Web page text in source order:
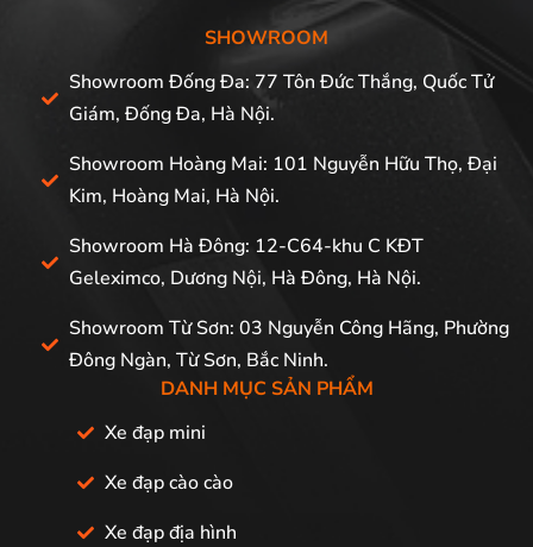
SHOWROOM
Showroom Đống Đa: 77 Tôn Đức Thắng, Quốc Tử
Giám, Đống Đa, Hà Nội.
Showroom Hoàng Mai: 101 Nguyễn Hữu Thọ, Đại
Kim, Hoàng Mai, Hà Nội.
Showroom Hà Đông: 12-C64-khu C KĐT
Geleximco, Dương Nội, Hà Đông, Hà Nội.
Showroom Từ Sơn: 03 Nguyễn Công Hãng, Phường
Đông Ngàn, Từ Sơn, Bắc Ninh.
DANH MỤC SẢN PHẨM
Xe đạp mini
Xe đạp cào cào
Xe đạp địa hình